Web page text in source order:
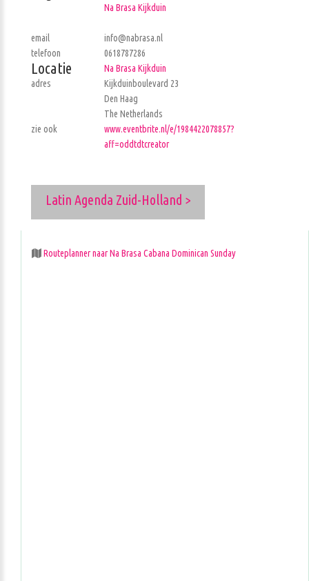
Na Brasa Kijkduin
email
info@nabrasa.nl
telefoon
0618787286
Locatie
Na Brasa Kijkduin
adres
Kijkduinboulevard 23
Den Haag
The Netherlands
zie ook
www.eventbrite.nl/e/1984422078857?
aff=oddtdtcreator
Latin Agenda Zuid-Holland >
Routeplanner naar Na Brasa Cabana Dominican Sunday